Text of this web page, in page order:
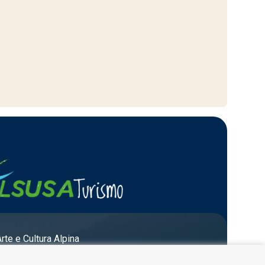
e Cultura Alpina